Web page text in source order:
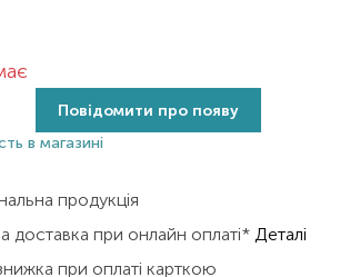
Повідомити про появу
в магазині
продукція
доставка при онлайн оплаті* Деталі
при оплаті карткою